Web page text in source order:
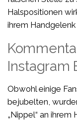
Halspositionen
ihrem
Instagram
Obwohl einige
bejubelten,
„Nippel“ an